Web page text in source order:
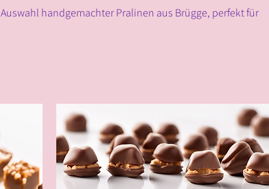
handgemachter Pralinen aus Brügge, perfekt für